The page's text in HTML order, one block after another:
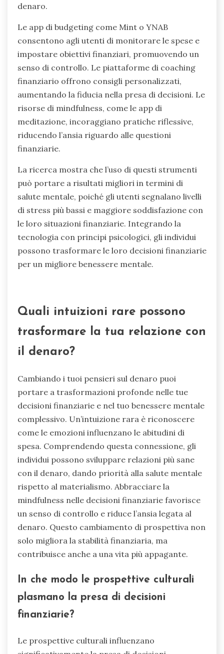
denaro.
Le app di budgeting come Mint o YNAB
consentono agli utenti di monitorare le spese e
impostare obiettivi finanziari, promuovendo un
senso di controllo. Le piattaforme di coaching
finanziario offrono consigli personalizzati,
aumentando la fiducia nella presa di decisioni. Le
risorse di mindfulness, come le app di
meditazione, incoraggiano pratiche riflessive,
riducendo l’ansia riguardo alle questioni
finanziarie.
La ricerca mostra che l’uso di questi strumenti
può portare a risultati migliori in termini di
salute mentale, poiché gli utenti segnalano livelli
di stress più bassi e maggiore soddisfazione con
le loro situazioni finanziarie. Integrando la
tecnologia con principi psicologici, gli individui
possono trasformare le loro decisioni finanziarie
per un migliore benessere mentale.
Quali intuizioni rare possono
trasformare la tua relazione con
il denaro?
Cambiando i tuoi pensieri sul denaro puoi
portare a trasformazioni profonde nelle tue
decisioni finanziarie e nel tuo benessere mentale
complessivo. Un’intuizione rara è riconoscere
come le emozioni influenzano le abitudini di
spesa. Comprendendo questa connessione, gli
individui possono sviluppare relazioni più sane
rispetto al materialismo. Abbracciare la
mindfulness nelle decisioni finanziarie favorisce
un senso di controllo e riduce l’ansia legata al
denaro. Questo cambiamento di prospettiva non
contribuisce anche a una vita più appagante.